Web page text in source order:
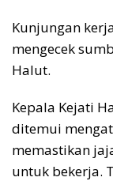
Kunjungan
mengecek
Halut.
Kepala Kejati
ditemui
memastikan
untuk bekerja.